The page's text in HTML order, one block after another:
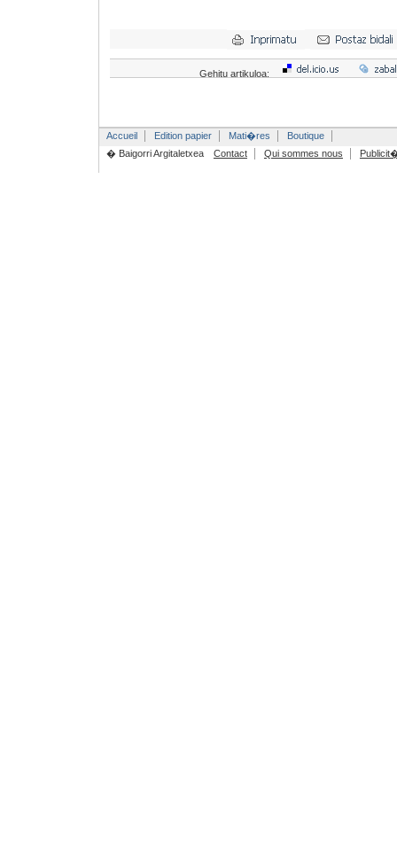
Gehitu artikuloa:
Accueil Edition papier Mati�res
Boutique
� Baigorri Argitaletxea
Contact Qui sommes nous